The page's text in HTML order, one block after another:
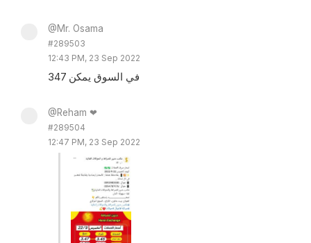
@Mr. Osama
#289503
12:43 PM, 23 Sep 2022
في السوق يمكن 347
@Reham ❤
#289504
12:47 PM, 23 Sep 2022